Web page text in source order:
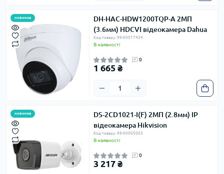
новинка
DH-HAC-HDW1200TQP-A 2МП
(3.6мм) HDCVI відеокамера Dahua
Код товару: 99-00017434
В наявності
0
1 665 ₴
новинка
DS-2CD1021-I(F) 2МП (2.8мм) IP
відеокамера Hikvision
Код товару: 99-00005003
В наявності
0
3 217 ₴